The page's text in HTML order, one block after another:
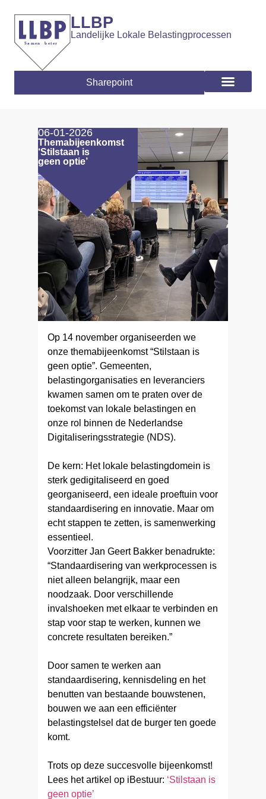
LLBP
Landelijke Lokale Belastingprocessen
Sharepoint
06-01-2026
Themabijeenkomst
‘Stilstaan is
geen optie’
Op 14 november organiseerden we
onze themabijeenkomst “Stilstaan is
geen optie”. Gemeenten,
belastingorganisaties en leveranciers
kwamen samen om te praten over de
toekomst van lokale belastingen en
onze rol binnen de Nederlandse
Digitaliseringsstrategie (NDS).
De kern: Het lokale belastingdomein is
sterk gedigitaliseerd en goed
georganiseerd, een ideale proeftuin voor
standaardisering en innovatie. Maar om
echt stappen te zetten, is samenwerking
essentieel.
Voorzitter Jan Geert Bakker benadrukte:
“Standaardisering van werkprocessen is
niet alleen belangrijk, maar een
noodzaak. Door verschillende
invalshoeken met elkaar te verbinden en
stap voor stap te werken, kunnen we
concrete resultaten bereiken.”
Door samen te werken aan
standaardisering, kennisdeling en het
benutten van bestaande bouwstenen,
bouwen we aan een efficiënter
belastingstelsel dat de burger ten goede
komt.
Trots op deze succesvolle bijeenkomst!
Lees het artikel op iBestuur: ‘Stilstaan is
geen optie’